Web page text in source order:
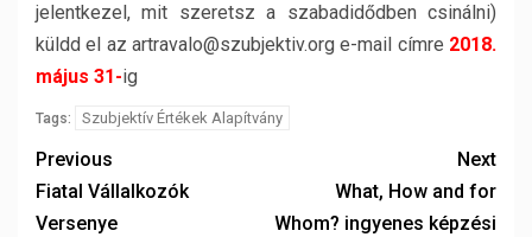
jelentkezel, mit szeretsz a szabadidődben csinálni)
küldd el az artravalo@szubjektiv.org e-mail címre 2018.
május 31-ig
Tags: Szubjektív Értékek Alapítvány
Previous
Fiatal Vállalkozók
Versenye
Next
What, How and for
Whom? ingyenes képzési